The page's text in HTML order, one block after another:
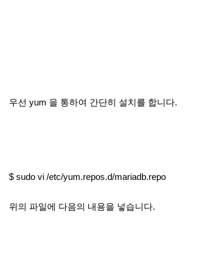
우선 yum 을 통하여 간단히 설치를 합니다.
$ sudo vi /etc/yum.repos.d/mariadb.repo
위의 파일에 다음의 내용을 넣습니다.